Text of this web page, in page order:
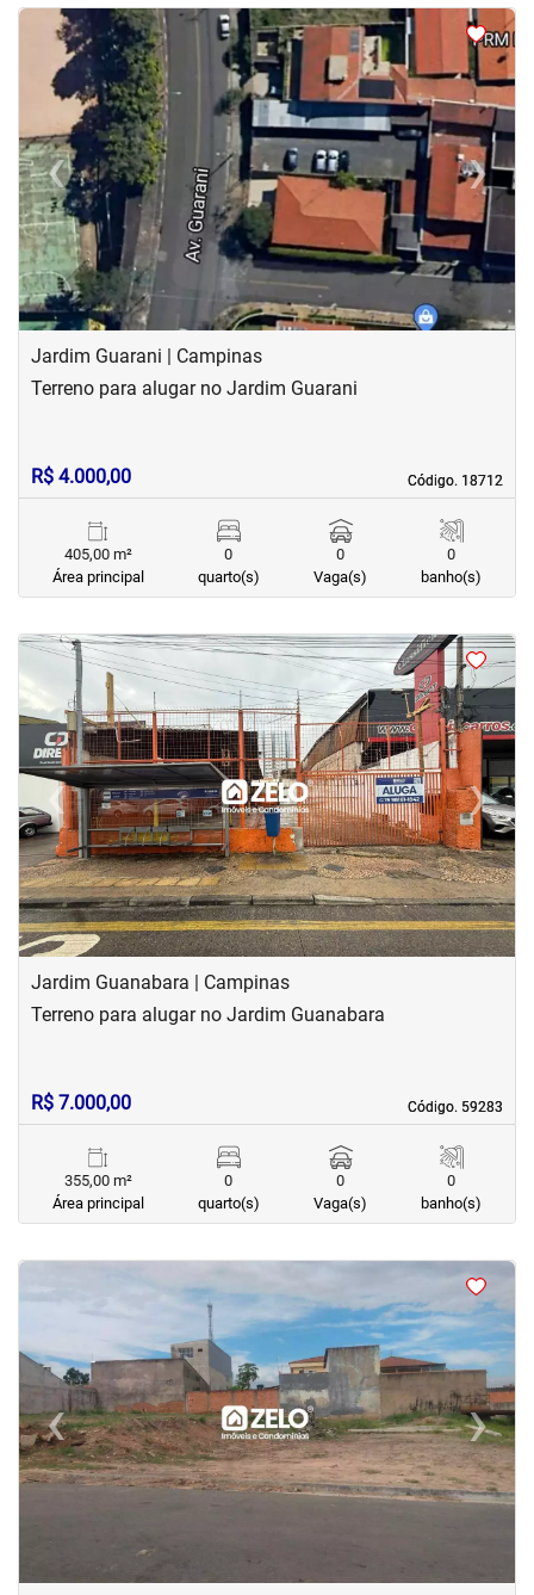
<
‹Previous ›Next
Jardim Guarani | Campinas
Código. 18712
Código. 18712
Terreno para alugar no Jardim Guarani
R$ 4.000,00
405,00 m²
Área principal
0
quarto(s)
0
Vaga(s)
0
banho(s)
<<<<
‹Previous ›Next
Jardim Guanabara | Campinas
Código. 59283
Código. 59283
Terreno para alugar no Jardim Guanabara
R$ 7.000,00
355,00 m²
Área principal
0
quarto(s)
0
Vaga(s)
0
banho(s)
‹Previous ›Next